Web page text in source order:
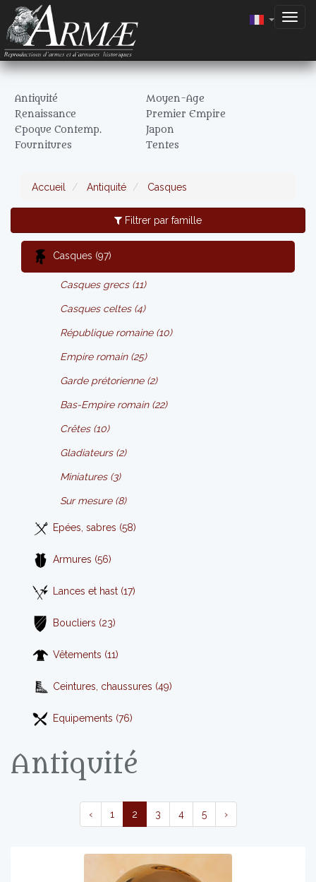
Antiquité
Moyen-Age
Renaissance
Premier Empire
Epoque Contemp.
Japon
Fournitures
Tentes
Accueil Antiquité Casques
Filtrer par famille
Casques (97)
Casques grecs (11)
Casques celtes (4)
République romaine (10)
Empire romain (25)
Garde prétorienne (2)
Bas-Empire romain (22)
Crêtes (10)
Gladiateurs (2)
Miniatures (3)
Sur mesure (8)
Epées, sabres (58)
Armures (56)
Lances et hast (17)
Boucliers (23)
Vêtements (11)
Ceintures, chaussures (49)
Equipements (76)
Antiquité
‹ 1 2 3 4 5 ›